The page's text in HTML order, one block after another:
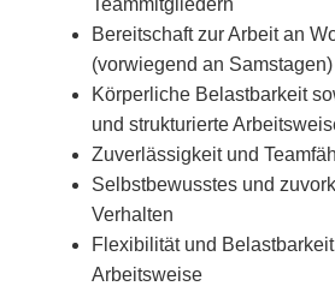
Teammitgliedern
Bereitschaft zur Arbeit an
(vorwiegend an Samstagen)
Körperliche Belastbarkeit
und strukturierte
Zuverlässigkeit und
Selbstbewusstes und
Verhalten
Flexibilität und
Arbeitsweise